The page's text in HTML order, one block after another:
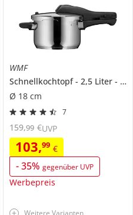
WMF
Schnellkochtopf
2,5 Liter
Ø 18 cm
7
103,99 €
-35% gegenüber UVP
Werbepreis
159,99 €UVP
Weitere Varianten